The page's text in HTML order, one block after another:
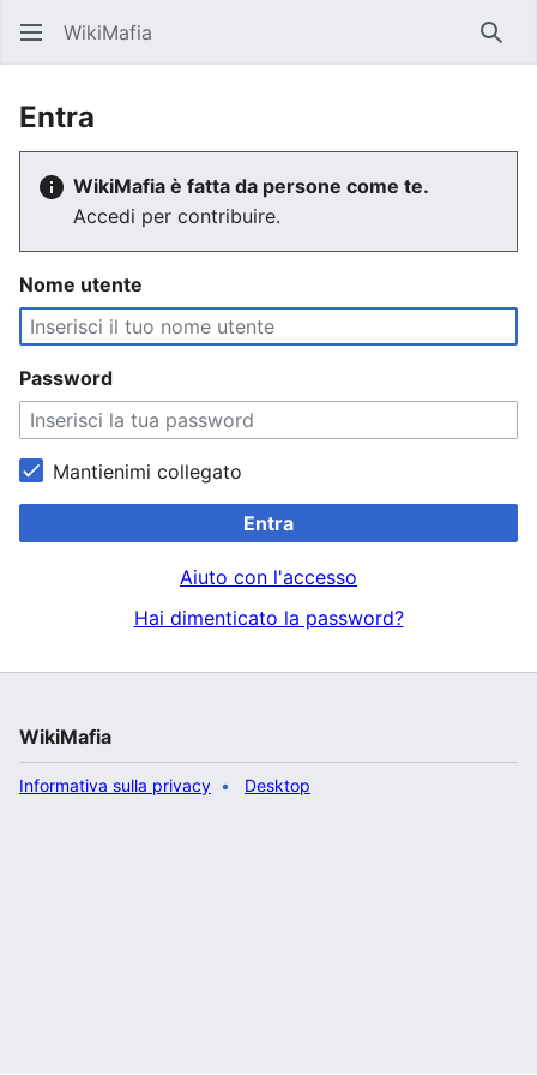
WikiMafia
Entra
WikiMafia è fatta da persone come te.
Accedi per contribuire.
Nome utente
Password
Mantienimi collegato
Entra
Aiuto con l'accesso
Hai dimenticato la password?
WikiMafia
Informativa sulla privacy Desktop